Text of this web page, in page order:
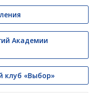
Академии
клуб «Выбор»